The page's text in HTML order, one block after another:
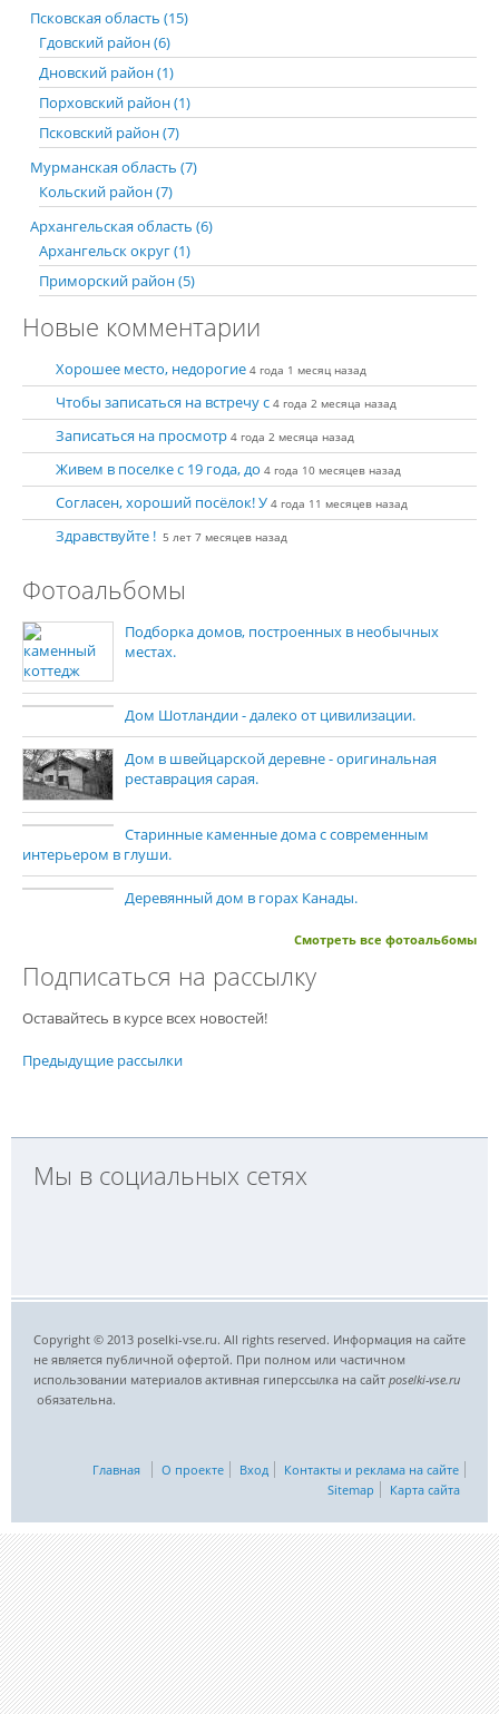
Псковская область (15)
Гдовский район (6)
Дновский район (1)
Порховский район (1)
Псковский район (7)
Мурманская область (7)
Кольский район (7)
Архангельская область (6)
Архангельск округ (1)
Приморский район (5)
Новые комментарии
Хорошее место, недорогие 4 года 1 месяц назад
Чтобы записаться на встречу с 4 года 2 месяца назад
Записаться на просмотр 4 года 2 месяца назад
Живем в поселке с 19 года, до 4 года 10 месяцев назад
Согласен, хороший посёлок! У 4 года 11 месяцев назад
Здравствуйте ! 5 лет 7 месяцев назад
Фотоальбомы
Подборка домов, построенных в необычных
местах.
Дом Шотландии - далеко от цивилизации.
Дом в швейцарской деревне - оригинальная
реставрация сарая.
Старинные каменные дома с современным
интерьером в глуши.
Деревянный дом в горах Канады.
Смотреть все фотоальбомы
Подписаться на рассылку
Оставайтесь в курсе всех новостей!
Предыдущие рассылки
Мы в социальных сетях
Copyright © 2013 poselki-vse.ru. All rights reserved. Информация на сайте
не является публичной офертой. При полном или частичном
использовании материалов активная гиперссылка на сайт poselki-vse.ru​
обязательна.
Главная О проекте Вход
Контакты и реклама на сайте
Sitemap
Карта сайта